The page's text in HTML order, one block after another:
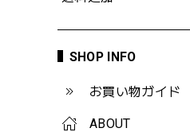
SHOP INFO
お買い物ガイド
ABOUT